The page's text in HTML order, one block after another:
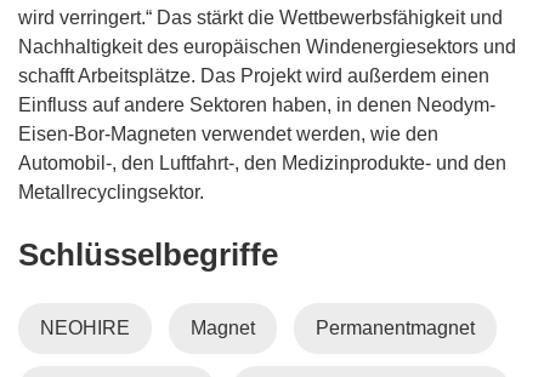
wird verringert.“ Das stärkt die Wettbewerbsfähigkeit und
Nachhaltigkeit des europäischen Windenergiesektors und
schafft Arbeitsplätze. Das Projekt wird außerdem einen
Einfluss auf andere Sektoren haben, in denen Neodym-
Eisen-Bor-Magneten verwendet werden, wie den
Automobil-, den Luftfahrt-, den Medizinprodukte- und den
Metallrecyclingsektor.
Schlüsselbegriffe
NEOHIRE Magnet Permanentmagnet